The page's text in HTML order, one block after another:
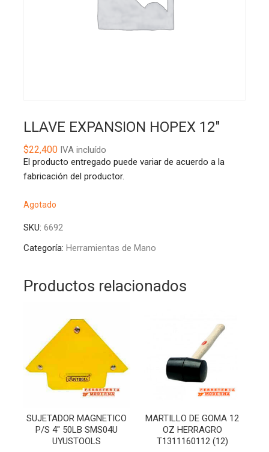
LLAVE EXPANSION HOPEX 12″
$22,400IVA incluído
El producto entregado puede variar de acuerdo a la
fabricación del productor.
Agotado
SKU: 6692
Categoría: Herramientas de Mano
Productos relacionados
SUJETADOR MAGNETICO
P/S 4″ 50LB SMS04U
UYUSTOOLS
MARTILLO DE GOMA 12
OZ HERRAGRO
T1311160112 (12)